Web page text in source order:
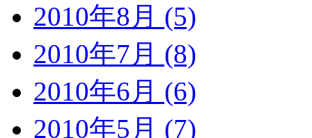
2010年8月 (5)
2010年7月 (8)
2010年6月 (6)
2010年5月 (7)